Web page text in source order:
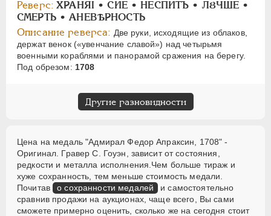
Реверс: ХРАНЯI • СИЕ • НЕСПИТЪ • ЛȢЧШЕ •
СМЕРТЬ • АНЕВѢРНОСТЬ
Описание реверса: Две руки, исходящие из облаков,
держат венок («увенчание славой») над четырьмя
военными кораблями и панорамой сражения на берегу.
Под обрезом: 1708
Другие разновидности
Цена на медаль "Адмирал Федор Апраксин, 1708" -
Оригинал. Гравер С. Гоуэн, зависит от состояния,
редкости и металла исполнения.Чем больше тираж и
хуже сохранность, тем меньше стоимость медали.
Почитав о сохранности медалей
и самостоятельно
сравнив продажи на аукционах, чаще всего, Вы сами
сможете примерно оценить, сколько же на сегодня стоит